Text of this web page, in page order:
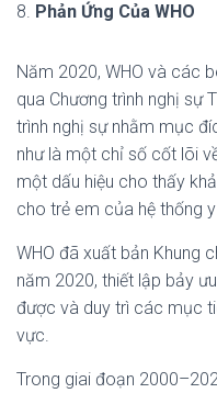
8. Phản Ứng Của WHO
Năm 2020, WHO và các
qua Chương trình nghị sự
trình nghị sự nhằm mục
như là một chỉ số cốt lõi
một dấu hiệu cho thấy
cho trẻ em của hệ thống
WHO đã xuất bản Khung
năm 2020, thiết lập bảy
được và duy trì các mục
vực.
Trong giai đoạn